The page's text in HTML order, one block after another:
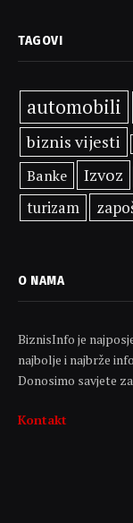
TAGOVI
automobili
biznis vijesti
Banke Izvoz
turizam
O NAMA
BiznisInfo je
najbolje i najbrže
Donosimo savjete
Kontakt